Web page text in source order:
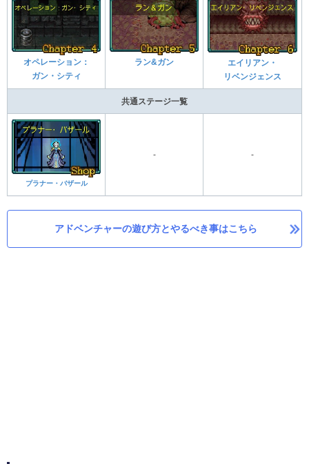
オペレーション：
ガン・シティ
ラン&ガン
エイリアン・
リベンジェンス
共通ステージ一覧
プラナー・バザール
- -
アドベンチャーの遊び方とやるべき事はこちら